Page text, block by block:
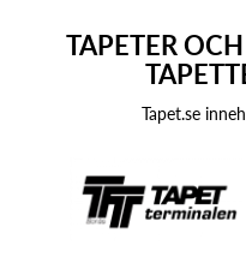
TAPETER
Tapet.se